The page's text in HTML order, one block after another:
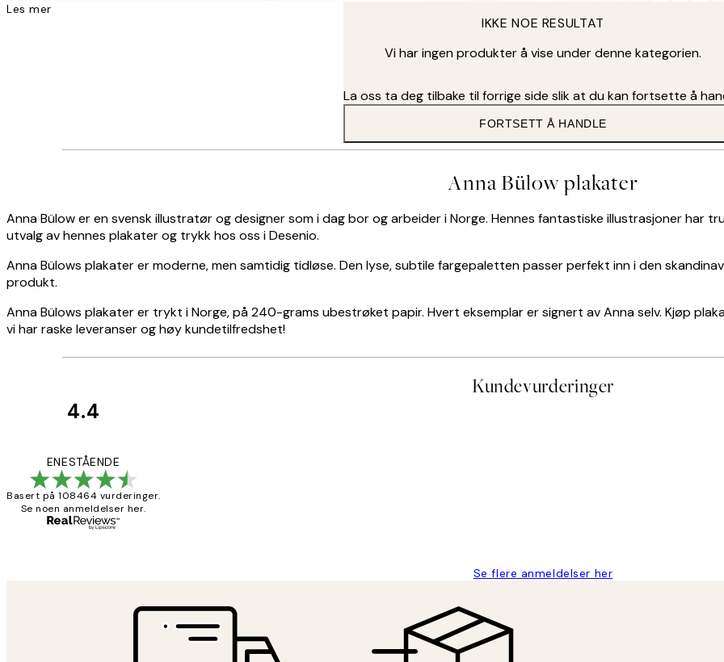
Les mer
IKKE NOE RESULTAT
Vi har ingen produkter å vise under denne kategorien.
La oss ta deg tilbake til forrige side slik at du kan fortsette å
FORTSETT Å HANDLE
Anna Bülow plakater
Anna Bülow er en svensk illustratør og designer som i dag bor og arbeider i Norge. Hennes fantastiske illustrasjoner har
utvalg av hennes plakater og trykk hos oss i Desenio.
Anna Bülows plakater er moderne, men samtidig tidløse. Den lyse, subtile fargepaletten passer perfekt inn i den
produkt.
Anna Bülows plakater er trykt i Norge, på 240-grams ubestrøket papir. Hvert eksemplar er signert av Anna selv. Kjøp
vi har raske leveranser og høy kundetilfredshet!
Kundevurderinger
4.4
ENESTÅENDE
Basert på 108464 vurderinger.
Se noen anmeldelser her.
Se flere anmeldelser her